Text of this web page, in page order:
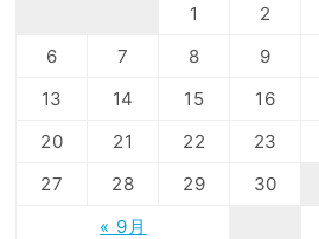
« 9月
1 2
6
7 8 9
13
14 15 16
20
21 22 23
27
28 29 30